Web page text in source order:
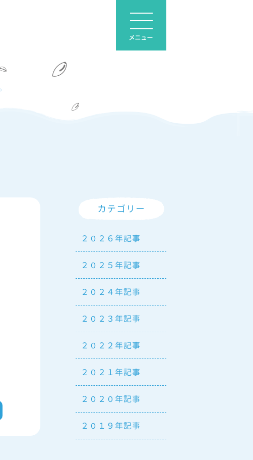
メニュー
カテゴリー
２０２６年記事
２０２５年記事
２０２４年記事
２０２３年記事
２０２２年記事
２０２１年記事
２０２０年記事
２０１９年記事